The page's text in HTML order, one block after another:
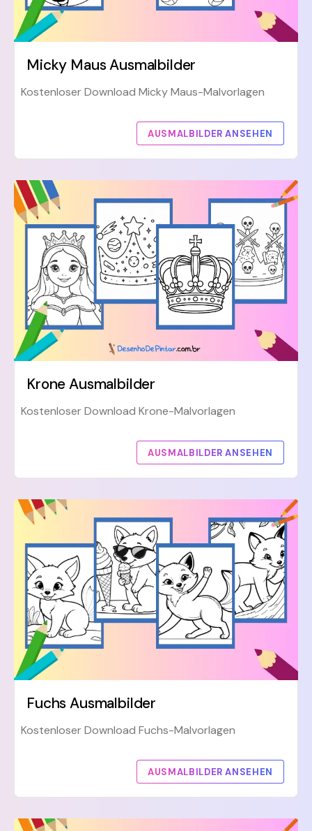
Micky Maus Ausmalbilder
Kostenloser Download Micky Maus-Malvorlagen
AUSMALBILDER ANSEHEN
Krone Ausmalbilder
Kostenloser Download Krone-Malvorlagen
AUSMALBILDER ANSEHEN
Fuchs Ausmalbilder
Kostenloser Download Fuchs-Malvorlagen
AUSMALBILDER ANSEHEN